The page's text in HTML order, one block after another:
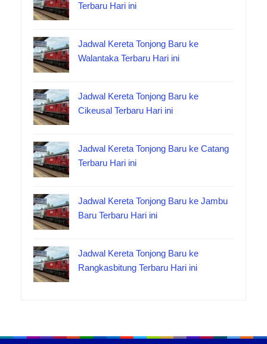
Terbaru Hari ini
Jadwal Kereta Tonjong Baru ke
Walantaka Terbaru Hari ini
Jadwal Kereta Tonjong Baru ke
Cikeusal Terbaru Hari ini
Jadwal Kereta Tonjong Baru ke Catang
Terbaru Hari ini
Jadwal Kereta Tonjong Baru ke Jambu
Baru Terbaru Hari ini
Jadwal Kereta Tonjong Baru ke
Rangkasbitung Terbaru Hari ini